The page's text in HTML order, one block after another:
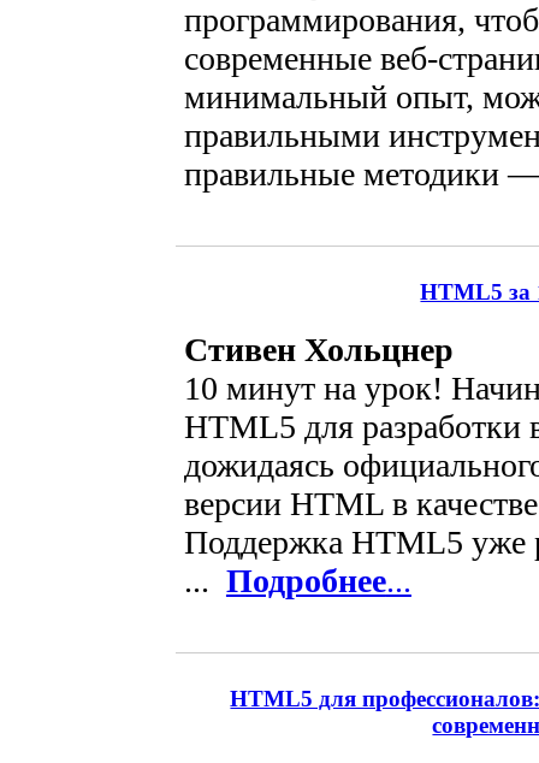
программирования,
современные веб-
минимальный опыт,
правильными
правильные методики
HTML5 за
Стивен Хольцнер
10 минут на урок!
HTML5 для разработки
дожидаясь
версии HTML в
Поддержка HTML5 уже
... Подробнее...
HTML5 для